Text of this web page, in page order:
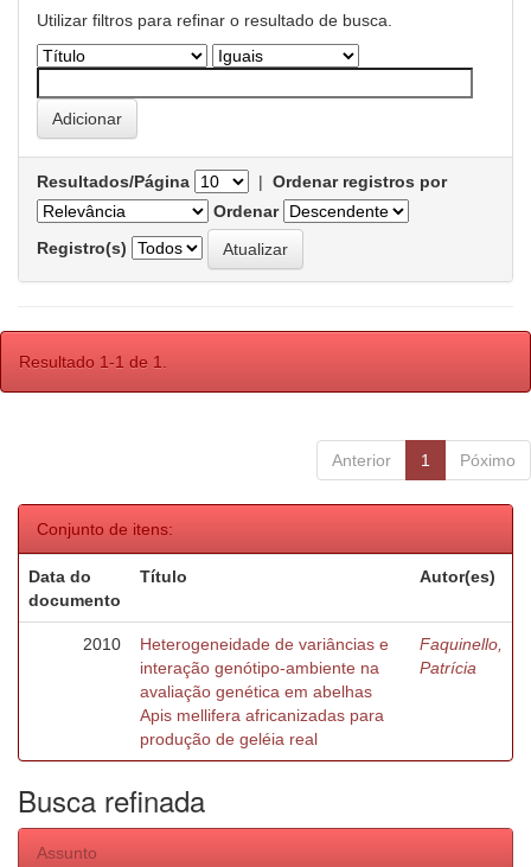
Utilizar filtros para refinar o resultado de busca.
Resultados/Página | Ordenar registros por
Ordenar
Registro(s)
Resultado 1-1 de 1.
Anterior 1 Póximo
Conjunto de itens:
Data do
documento
Título Autor(es)
2010
Heterogeneidade de variâncias e
interação genótipo-ambiente na
avaliação genética em abelhas
Apis mellifera africanizadas para
produção de geléia real
Faquinello,
Patrícia
Busca refinada
Assunto